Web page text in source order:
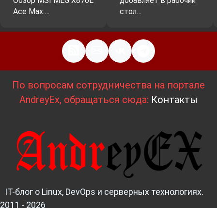
Ace Max:…
стол…
По вопросам сотрудничества на портале
AndreyEx, обращаться сюда: Контакты
IT-блог о Linux, DevOps и серверных технологиях.
2011 - 2026